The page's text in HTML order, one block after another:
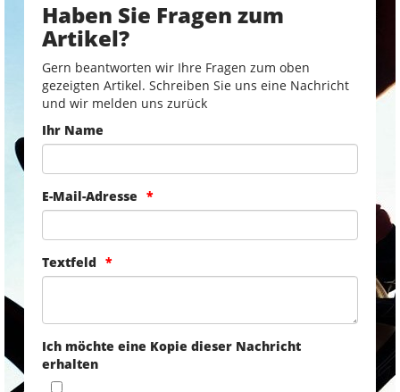
Haben Sie Fragen zum
Artikel?
Gern beantworten wir Ihre Fragen zum oben
gezeigten Artikel. Schreiben Sie uns eine Nachricht
und wir melden uns zurück
Ihr Name
E-Mail-Adresse
Textfeld
Ich möchte eine Kopie dieser Nachricht
erhalten